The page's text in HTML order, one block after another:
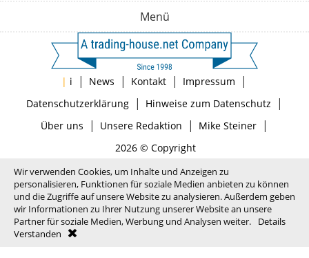
Menü
| i | News | Kontakt | Impressum |
Datenschutzerklärung| Hinweise zum Datenschutz |
Über uns | Unsere Redaktion | Mike Steiner|
2026 © Copyright
Wir verwenden Cookies, um Inhalte und Anzeigen zu
personalisieren, Funktionen für soziale Medien anbieten zu können
und die Zugriffe auf unsere Website zu analysieren. Außerdem geben
wir Informationen zu Ihrer Nutzung unserer Website an unsere
Partner für soziale Medien, Werbung und Analysen weiter.
Details
Verstanden